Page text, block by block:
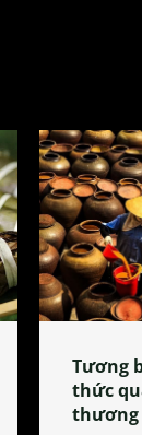
Tương
thức